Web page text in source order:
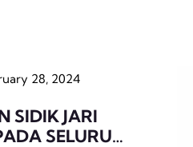
28, 2024
SIDIK JARI
SELURUH